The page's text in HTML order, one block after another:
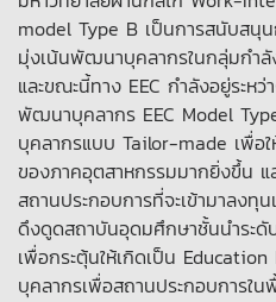
model Type B เป็นการสนับสนุ
มุ่งเน้นพัฒนาบุคลากรในกลุ่มกำลั
และขณะนี้ทาง EEC กำลังอยู่ระห
พัฒนาบุคลากร EEC Model
บุคลากรแบบ Tailor-made เพื่อ
ของภาคอุตสาหกรรมมากยิ่งขึ้น
สถานประกอบการที่จะเข้ามาลงทุ
ดึงดูดสถาบันอุดมศึกษาชั้นนำระดั
เพื่อกระตุ้นให้เกิดเป็น
บุคลากรเพื่อสถานประกอบการใ